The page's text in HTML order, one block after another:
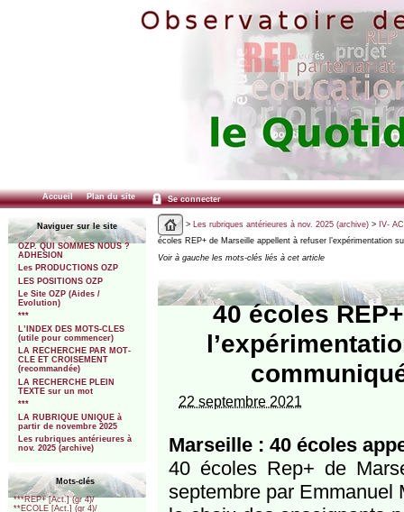
Accueil Plan du site Se connecter
Naviguer sur le site
OZP. QUI SOMMES NOUS ?
ADHESION
Les PRODUCTIONS OZP
LES POSITIONS OZP
Le Site OZP (Aides /
Evolution)
***
L’INDEX DES MOTS-CLES
(utile pour commencer)
LA RECHERCHE PAR MOT-
CLE ET CROISEMENT
(recommandée)
LA RECHERCHE PLEIN
TEXTE sur un mot
***
LA RUBRIQUE UNIQUE à
partir de novembre 2025
Les rubriques antérieures à
nov. 2025 (archive)
Mots-clés
***REP+ [Act.] (gr 4)/
**ECOLE [Act.] (gr 4)/
> Les rubriques antérieures à nov. 2025 (archive)> IV-
écoles REP+ de Marseille appellent à refuser l’expérimentation
Voir à gauche les mots-clés liés à cet article
40 écoles
22 septembre 2021
Marseille : 40 écoles
40 écoles Rep+ de
septembre par Emmanuel